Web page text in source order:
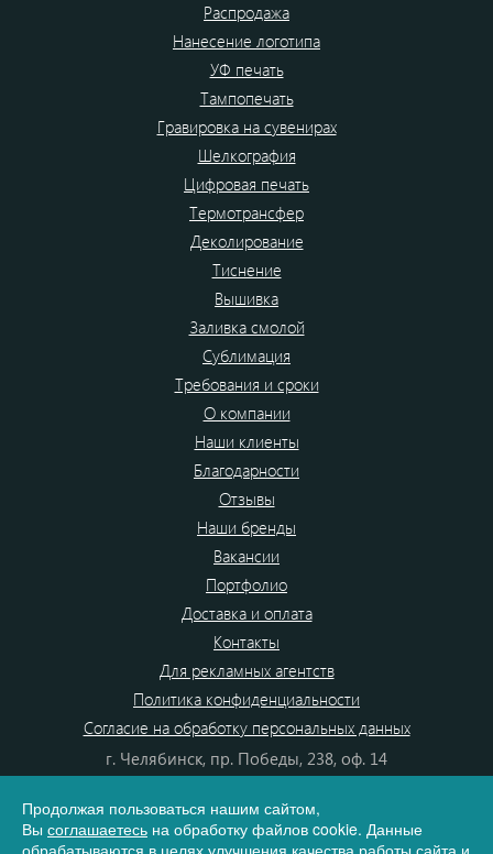
Распродажа
Нанесение логотипа
УФ печать
Тампопечать
Гравировка на сувенирах
Шелкография
Цифровая печать
Термотрансфер
Деколирование
Тиснение
Вышивка
Заливка смолой
Сублимация
Требования и сроки
О компании
Наши клиенты
Благодарности
Отзывы
Наши бренды
Вакансии
Портфолио
Доставка и оплата
Контакты
Для рекламных агентств
Политика конфиденциальности
Согласие на обработку персональных данных
г. Челябинск, пр. Победы, 238, оф. 14
8 (800) 555-80-87
e-mail:info@dono.su
Продолжая пользоваться нашим сайтом,
Вы соглашаетесь на обработку файлов cookie. Данные
обрабатываются в целях улучшения качества работы сайта и